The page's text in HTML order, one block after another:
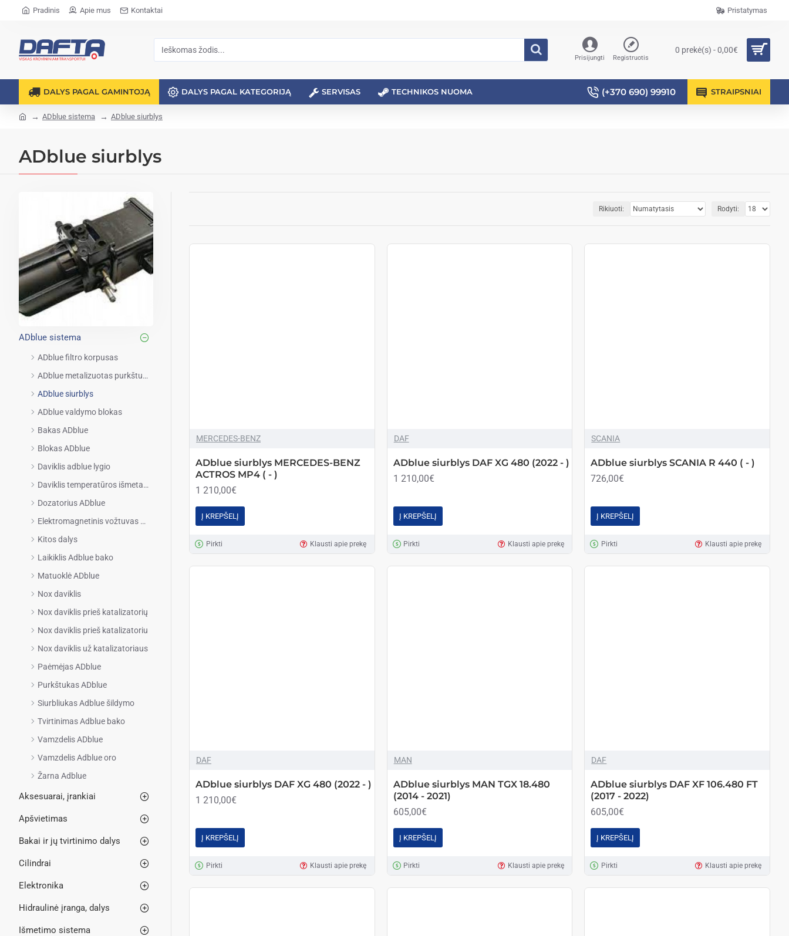
Pradinis Apie mus Kontaktai Pristatymas
Prisijungti Registruotis
0 prekė(s) - 0,00€
DALYS PAGAL GAMINTOJĄ DALYS PAGAL KATEGORIJĄ SERVISAS TECHNIKOS NUOMA (+370 690) 99910 STRAIPSNIAI
ADblue sistema ADblue siurblys
ADblue siurblys
ADblue sistema
ADblue filtro korpusas
ADblue metalizuotas purkštuko vamzdelis
ADblue siurblys
ADblue valdymo blokas
Bakas ADblue
Blokas ADblue
Daviklis adblue lygio
Daviklis temperatūros išmetamųjų dujų
Dozatorius ADblue
Elektromagnetinis vožtuvas Adblue
Kitos dalys
Laikiklis Adblue bako
Matuoklė ADblue
Nox daviklis
Nox daviklis prieš katalizatorių
Nox daviklis prieš katalizatoriu
Nox daviklis už katalizatoriaus
Paėmėjas ADblue
Purkštukas ADblue
Siurbliukas Adblue šildymo
Tvirtinimas Adblue bako
Vamzdelis ADblue
Vamzdelis Adblue oro
Žarna Adblue
Aksesuarai, įrankiai
Apšvietimas
Bakai ir jų tvirtinimo dalys
Cilindrai
Elektronika
Hidraulinė įranga, dalys
Išmetimo sistema
Rikiuoti: Rodyti:
MERCEDES-BENZ
ADblue siurblys MERCEDES-BENZ
ACTROS MP4 ( - )
1 210,00€
Į KREPŠELĮ
Pirkti Klausti apie prekę
DAF
ADblue siurblys DAF XG 480 (2022 - )
1 210,00€
Į KREPŠELĮ
Pirkti Klausti apie prekę
SCANIA
ADblue siurblys SCANIA R 440 ( - )
726,00€
Į KREPŠELĮ
Pirkti Klausti apie prekę
DAF
ADblue siurblys DAF XG 480 (2022 - )
1 210,00€
Į KREPŠELĮ
Pirkti Klausti apie prekę
MAN
ADblue siurblys MAN TGX 18.480
(2014 - 2021)
605,00€
Į KREPŠELĮ
Pirkti Klausti apie prekę
DAF
ADblue siurblys DAF XF 106.480 FT
(2017 - 2022)
605,00€
Į KREPŠELĮ
Pirkti Klausti apie prekę